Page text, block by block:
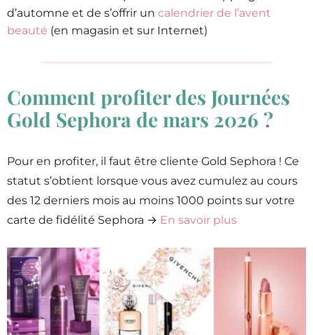
d’automne et de s’offrir un calendrier de l’avent
beauté (en magasin et sur Internet)
Comment profiter des Journées
Gold Sephora de mars 2026 ?
Pour en profiter, il faut être cliente Gold Sephora ! Ce
statut s’obtient lorsque vous avez cumulez au cours
des 12 derniers mois au moins 1000 points sur votre
carte de fidélité Sephora → En savoir plus